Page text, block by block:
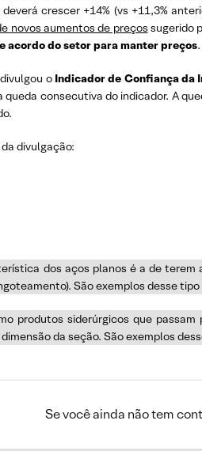
crescer +14% (vs +11,3%
novos aumentos de preços sugerido
acordo do setor para manter preços.
o Indicador de Confiança da
queda consecutiva do indicador. A
divulgação:
dos aços planos é a de terem
São exemplos desse
produtos siderúrgicos que
da seção. São exemplos
Se você ainda não tem